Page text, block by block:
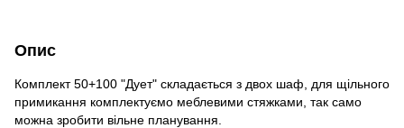
Опис
Комплект 50+100 "Дует" складається з двох шаф, для щільного
примикання комплектуємо меблевими стяжками, так само
можна зробити вільне планування.